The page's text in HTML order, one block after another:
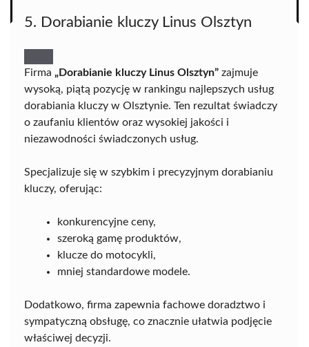
5. Dorabianie kluczy Linus Olsztyn
Firma „Dorabianie kluczy Linus Olsztyn” zajmuje
wysoką, piątą pozycję w rankingu najlepszych usług
dorabiania kluczy w Olsztynie. Ten rezultat świadczy
o zaufaniu klientów oraz wysokiej jakości i
niezawodności świadczonych usług.
Specjalizuje się w szybkim i precyzyjnym dorabianiu
kluczy, oferując:
konkurencyjne ceny,
szeroką gamę produktów,
klucze do motocykli,
mniej standardowe modele.
Dodatkowo, firma zapewnia fachowe doradztwo i
sympatyczną obsługę, co znacznie ułatwia podjęcie
właściwej decyzji.